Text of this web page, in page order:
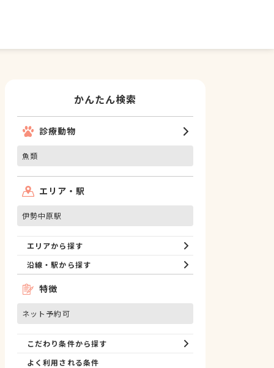
かんたん検索
診療動物
魚類
エリア・駅
伊勢中原駅
エリアから探す
沿線・駅から探す
特徴
ネット予約可
こだわり条件から探す
よく利用される条件